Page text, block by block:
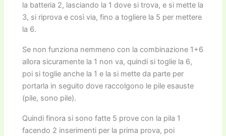
la batteria 2, lasciando la 1 dove si trova, e si mette la
3, si riprova e così via, fino a togliere la 5 per mettere
la 6.
Se non funziona nemmeno con la combinazione 1+6
allora sicuramente la 1 non va, quindi si toglie la 6,
poi si toglie anche la 1 e la si mette da parte per
portarla in seguito dove raccolgono le pile esauste
(pile, sono pile).
Quindi finora si sono fatte 5 prove con la pila 1
facendo 2 inserimenti per la prima prova, poi